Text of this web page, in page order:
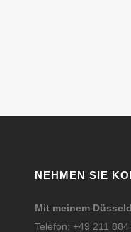
NEHMEN SIE
Mit meinem
Telefon: +49 211 884